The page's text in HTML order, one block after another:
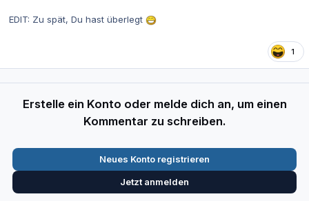
EDIT: Zu spät, Du hast überlegt
1
Erstelle ein Konto oder melde dich an, um einen
Kommentar zu schreiben.
Neues Konto registrieren
Jetzt anmelden